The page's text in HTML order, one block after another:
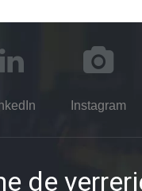
Instagram
de